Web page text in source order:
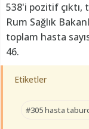
538'i pozitif çıktı,
Rum Sağlık
toplam hasta
46.
Etiketler
#305 hasta